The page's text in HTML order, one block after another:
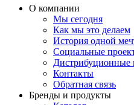
О компании
Мы сегодня
Как мы это делаем
История одной
Социальные
Контакты
Обратная связь
Бренды и продукты